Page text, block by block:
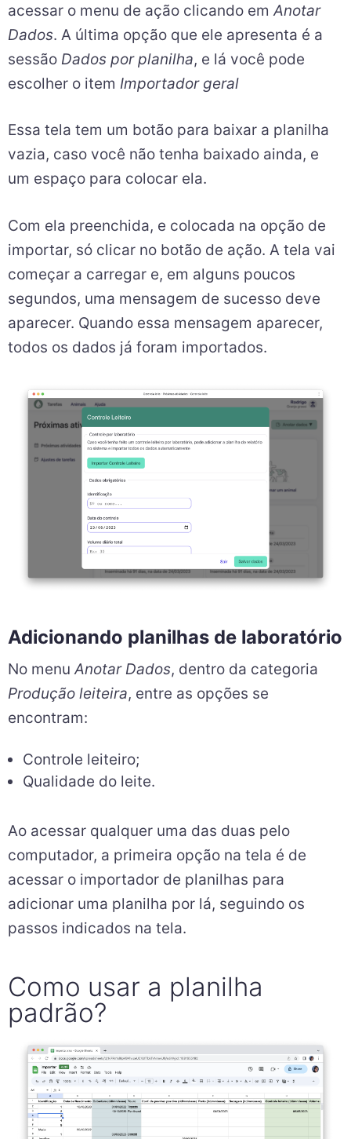
acessar o menu de ação clicando emAnotar
Dados. A última opção que ele apresenta é a
sessão Dados por planilha, e lá você pode
escolher o item Importador geral
Essa tela tem um botão para baixar a planilha
vazia, caso você não tenha baixado ainda, e
um espaço para colocar ela.
Com ela preenchida, e colocada na opção de
importar, só clicar no botão de ação. A tela vai
começar a carregar e, em alguns poucos
segundos, uma mensagem de sucesso deve
aparecer. Quando essa mensagem aparecer,
todos os dados já foram importados.
Adicionando planilhas de laboratório
No menuAnotar Dados, dentro da categoria
Produção leiteira, entre as opções se
encontram:
Controle leiteiro;
Qualidade do leite.
Ao acessar qualquer uma das duas pelo
computador, a primeira opção na tela é de
acessar o importador de planilhas para
adicionar uma planilha por lá, seguindo os
passos indicados na tela.
Como usar a planilha
padrão?